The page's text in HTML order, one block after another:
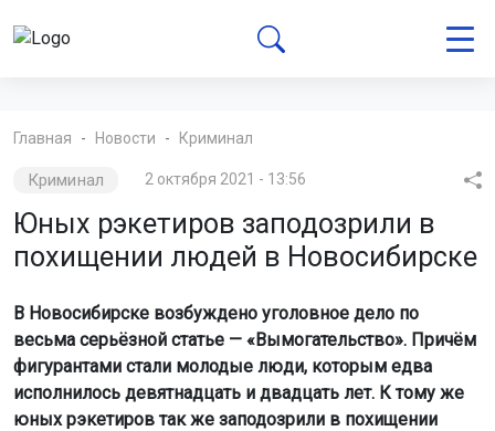
Главная Новости Криминал
Криминал 2 октября 2021 - 13:56
Юных рэкетиров заподозрили в
похищении людей в Новосибирске
В Новосибирске возбуждено уголовное дело по
весьма серьёзной статье — «Вымогательство». Причём
фигурантами стали молодые люди, которым едва
исполнилось девятнадцать и двадцать лет. К тому же
юных рэкетиров так же заподозрили в похищении